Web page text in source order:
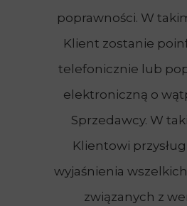
poprawności. W
Klient zostanie
telefonicznie lub
elektroniczną o
Sprzedawcy. W
Klientowi
wyjaśnienia
związanych z